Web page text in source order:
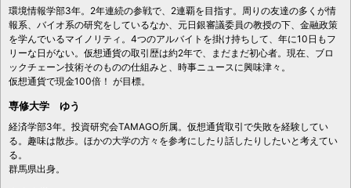
環境情報学部3年。2年連続の参戦で、2連覇を目指す。周りの友達の多くが情
報系、バイオ系の研究をしているなか、元日銀審議委員の教授の下、金融政策
を学んでいるマイノリティ。4つのアルバイトを掛け持ちして、年に10日もフ
リーな日がない。仮想通貨の取引歴は約2年で、まだまだ初心者。現在、ブロ
ックチェーン技術そのものの仕組みと、時事ニュースに興味津々。
仮想通貨で現金100倍！ が目標。
専修大学 ゆう
経済学部3年。投資研究会TAMAGO所属。仮想通貨取引で失敗を経験してい
る。趣味は散歩。ほかの大学の方々を参考にしたり話したりしたいと考えてい
る。
群馬県出身。